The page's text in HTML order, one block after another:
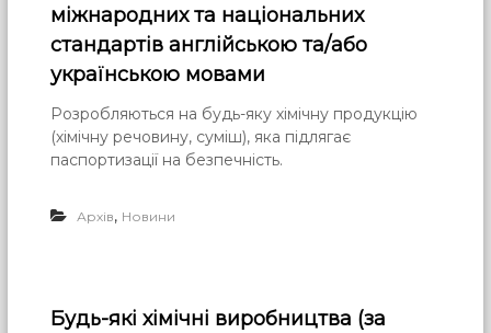
міжнародних та національних
стандартів англійською та/або
українською мовами
Розробляються на будь-яку хімічну продукцію
(хімічну речовину, суміш), яка підлягає
паспортизації на безпечність.
Архів, Новини
Будь-які хімічні виробництва (за